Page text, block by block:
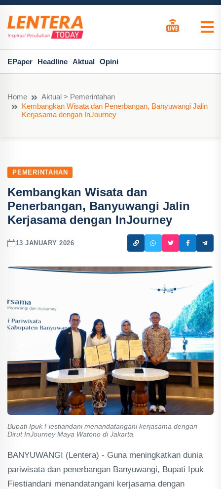
EPaper Headline Aktual Opini
Home
Aktual > Pemerintahan
Kembangkan Wisata dan Penerbangan, Banyuwangi Jalin
Kerjasama dengan InJourney
PEMERINTAHAN
Kembangkan Wisata dan
Penerbangan, Banyuwangi Jalin
Kerjasama dengan InJourney
13 JANUARY 2026
Bupati Ipuk Fiestiandani menandatangani kerjasama dengan
Dirut InJourney Maya Watono di Jakarta.
BANYUWANGI (Lentera) - Guna meningkatkan dunia
pariwisata dan penerbangan Banyuwangi, Bupati Ipuk
Fiestiandani menandatangani kerjasama dengan